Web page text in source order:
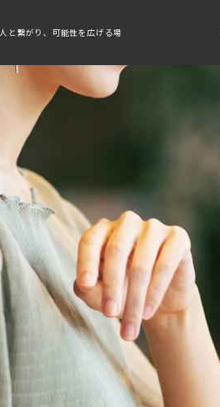
人と繋がり、可能性を広げる場